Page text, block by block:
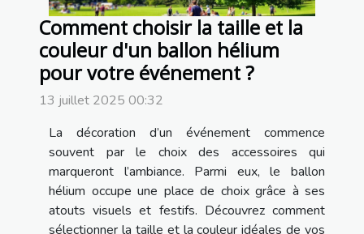
Comment choisir la taille et la
couleur d'un ballon hélium
pour votre événement ?
13 juillet 2025 00:32
La décoration d’un événement commence
souvent par le choix des accessoires qui
marqueront l’ambiance. Parmi eux, le ballon
hélium occupe une place de choix grâce à ses
atouts visuels et festifs. Découvrez comment
sélectionner la taille et la couleur idéales de vos